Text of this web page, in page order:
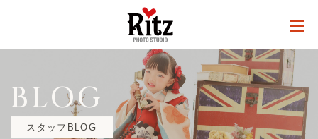
BLOG
スタッフBLOG